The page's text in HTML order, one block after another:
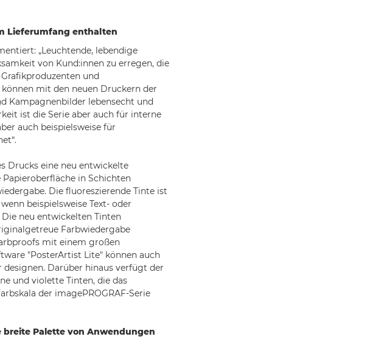
Lieferumfang enthalten
„Leuchtende, lebendige
von Kund:innen zu erregen, die
und
mit den neuen Druckern der
Kampagnenbilder lebensecht und
ist die Serie aber auch für interne
auch beispielsweise für
Drucks eine neu entwickelte
in Schichten
Die fluoreszierende Tinte ist
beispielsweise Text- oder
neu entwickelten Tinten
Farbwiedergabe
mit einem großen
"PosterArtist Lite" können auch
Darüber hinaus verfügt der
und violette Tinten, die das
der imagePROGRAF-Serie
Palette von Anwendungen